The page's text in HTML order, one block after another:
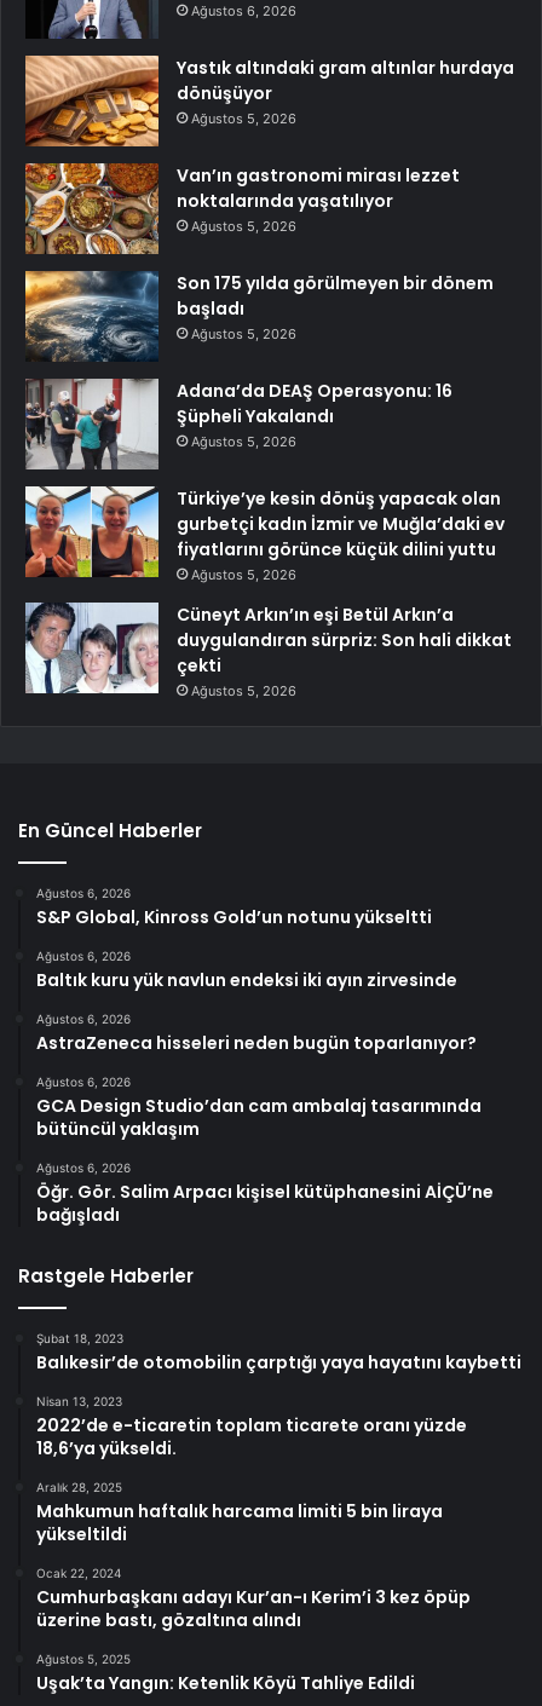
Ağustos 6, 2026
Yastık altındaki gram altınlar hurdaya
dönüşüyor
Ağustos 5, 2026
Van’ın gastronomi mirası lezzet
noktalarında yaşatılıyor
Ağustos 5, 2026
Son 175 yılda görülmeyen bir dönem
başladı
Ağustos 5, 2026
Adana’da DEAŞ Operasyonu: 16
Şüpheli Yakalandı
Ağustos 5, 2026
Türkiye’ye kesin dönüş yapacak olan
gurbetçi kadın İzmir ve Muğla’daki ev
fiyatlarını görünce küçük dilini yuttu
Ağustos 5, 2026
Cüneyt Arkın’ın eşi Betül Arkın’a
duygulandıran sürpriz: Son hali dikkat
çekti
Ağustos 5, 2026
En Güncel Haberler
Ağustos 6, 2026
S&P Global, Kinross Gold’un notunu yükseltti
Ağustos 6, 2026
Baltık kuru yük navlun endeksi iki ayın zirvesinde
Ağustos 6, 2026
AstraZeneca hisseleri neden bugün toparlanıyor?
Ağustos 6, 2026
GCA Design Studio’dan cam ambalaj tasarımında
bütüncül yaklaşım
Ağustos 6, 2026
Öğr. Gör. Salim Arpacı kişisel kütüphanesini AİÇÜ’ne
bağışladı
Rastgele Haberler
Şubat 18, 2023
Balıkesir’de otomobilin çarptığı yaya hayatını kaybetti
Nisan 13, 2023
2022’de e-ticaretin toplam ticarete oranı yüzde
18,6’ya yükseldi.
Aralık 28, 2025
Mahkumun haftalık harcama limiti 5 bin liraya
yükseltildi
Ocak 22, 2024
Cumhurbaşkanı adayı Kur’an-ı Kerim’i 3 kez öpüp
üzerine bastı, gözaltına alındı
Ağustos 5, 2025
Uşak’ta Yangın: Ketenlik Köyü Tahliye Edildi